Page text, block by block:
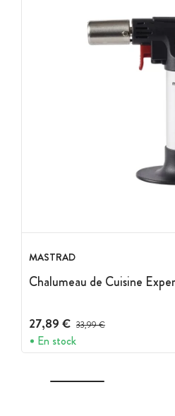
MASTRAD
Chalumeau de Cuisine
27,89 € Prix avant réduction :
33,99 €
En stock